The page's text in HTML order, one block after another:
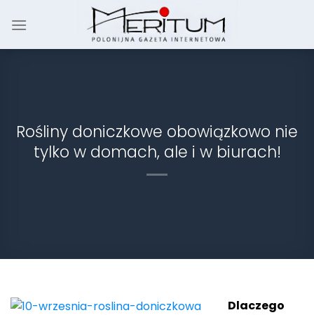
Rośliny doniczkowe obowiązkowo nie
tylko w domach, ale i w biurach!
Dlaczego